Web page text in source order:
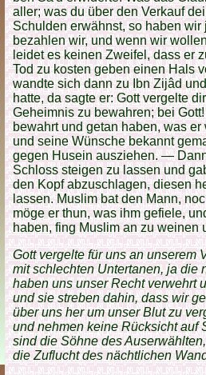
aller; was du über den Verkauf
Schulden erwähnst, so haben
bezahlen wir, und wenn wir
leidet es keinen Zweifel, dass er
Tod zu kosten geben einen Hals
wandte sich dann zu Ibn Zijâd
hatte, da sagte er: Gott vergelte
Geheimnis zu bewahren; bei
bewahrt und getan haben, was
und seine Wünsche bekannt
gegen Husein ausziehen. —
Schloss steigen zu lassen und
den Kopf abzuschlagen, diesen
lassen. Muslim bat den Mann,
möge er thun, was ihm gefiele,
haben, fing Muslim an zu weinen
Gott vergelte für uns an unserem
mit schlechten Untertanen, ja die
haben uns unser Recht verwehrt
und sie streben dahin, dass wir
über uns her um unser Blut zu
und nehmen keine Rücksicht auf
sind die Söhne des
die Zuflucht des nächtlichen